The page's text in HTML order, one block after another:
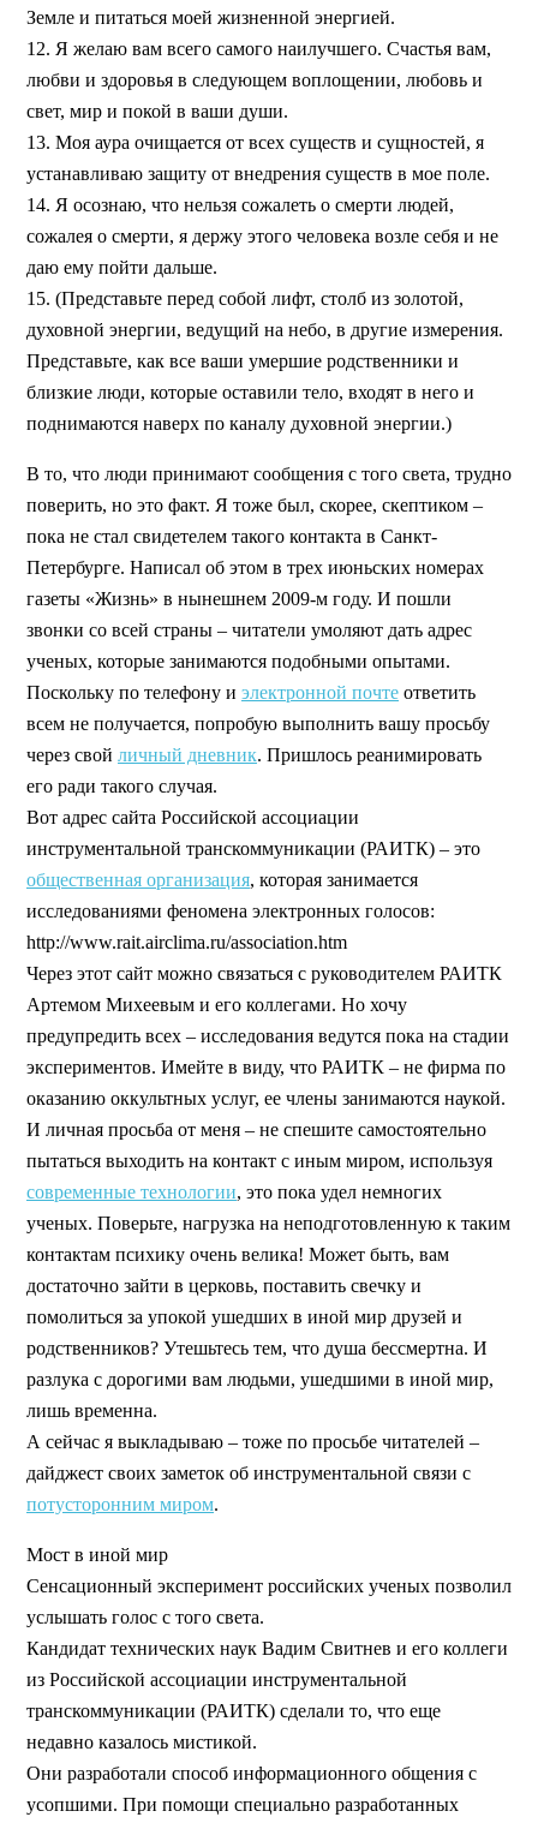
Земле и питаться моей жизненной энергией.
12. Я желаю вам всего самого наилучшего. Счастья вам,
любви и здоровья в следующем воплощении, любовь и
свет, мир и покой в ваши души.
13. Моя аура очищается от всех существ и сущностей, я
устанавливаю защиту от внедрения существ в мое поле.
14. Я осознаю, что нельзя сожалеть о смерти людей,
сожалея о смерти, я держу этого человека возле себя и не
даю ему пойти дальше.
15. (Представьте перед собой лифт, столб из золотой,
духовной энергии, ведущий на небо, в другие измерения.
Представьте, как все ваши умершие родственники и
близкие люди, которые оставили тело, входят в него и
поднимаются наверх по каналу духовной энергии.)
В то, что люди принимают сообщения с того света, трудно
поверить, но это факт. Я тоже был, скорее, скептиком –
пока не стал свидетелем такого контакта в Санкт-
Петербурге. Написал об этом в трех июньских номерах
газеты «Жизнь» в нынешнем 2009-м году. И пошли
звонки со всей страны – читатели умоляют дать адрес
ученых, которые занимаются подобными опытами.
Поскольку по телефону и электронной почте ответить
всем не получается, попробую выполнить вашу просьбу
через свой личный дневник. Пришлось реанимировать
его ради такого случая.
Вот адрес сайта Российской ассоциации
инструментальной транскоммуникации (РАИТК) – это
общественная организация, которая занимается
исследованиями феномена электронных голосов:
http://www.rait.airclima.ru/association.htm
Через этот сайт можно связаться с руководителем РАИТК
Артемом Михеевым и его коллегами. Но хочу
предупредить всех – исследования ведутся пока на стадии
экспериментов. Имейте в виду, что РАИТК – не фирма по
оказанию оккультных услуг, ее члены занимаются наукой.
И личная просьба от меня – не спешите самостоятельно
пытаться выходить на контакт с иным миром, используя
современные технологии, это пока удел немногих
ученых. Поверьте, нагрузка на неподготовленную к таким
контактам психику очень велика! Может быть, вам
достаточно зайти в церковь, поставить свечку и
помолиться за упокой ушедших в иной мир друзей и
родственников? Утешьтесь тем, что душа бессмертна. И
разлука с дорогими вам людьми, ушедшими в иной мир,
лишь временна.
А сейчас я выкладываю – тоже по просьбе читателей –
дайджест своих заметок об инструментальной связи с
потусторонним миром.
Мост в иной мир
Сенсационный эксперимент российских ученых позволил
услышать голос с того света.
Кандидат технических наук Вадим Свитнев и его коллеги
из Российской ассоциации инструментальной
транскоммуникации (РАИТК) сделали то, что еще
недавно казалось мистикой.
Они разработали способ информационного общения с
усопшими. При помощи специально разработанных